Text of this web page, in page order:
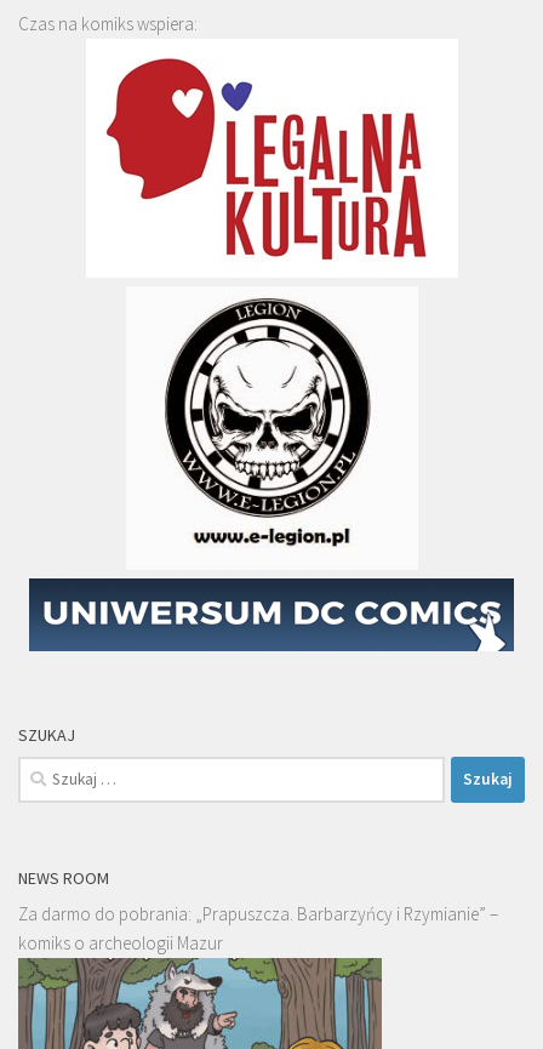
Czas na komiks wspiera:
SZUKAJ
Szukaj:
NEWS ROOM
Za darmo do pobrania: „Prapuszcza. Barbarzyńcy i Rzymianie” –
komiks o archeologii Mazur